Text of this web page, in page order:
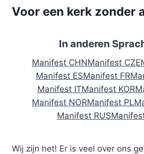
Voor een kerk zonder
In anderen
Manifest CHNManifest CZE
Manifest ESManifest FR
Manifest ITManifest KOR
Manifest NORManifest PL
Manifest RUS
Wij zijn het! Er is veel over ons